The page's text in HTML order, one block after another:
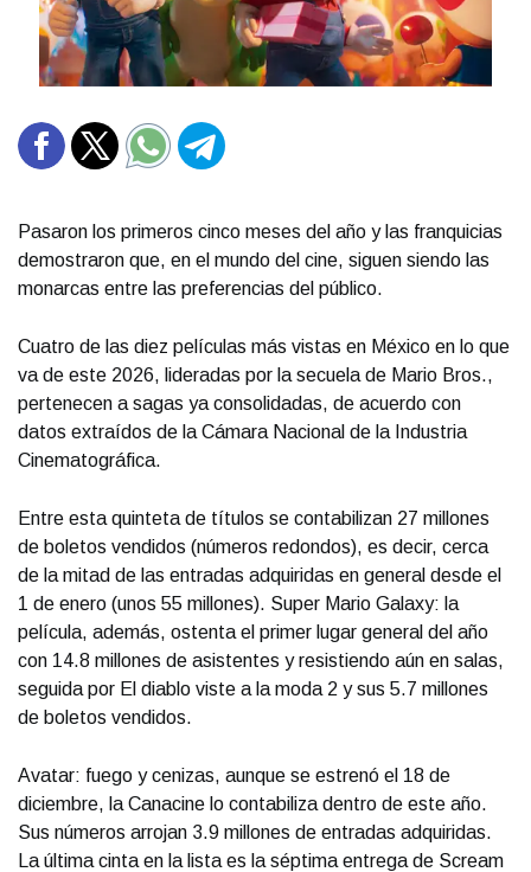
Pasaron los primeros cinco meses del año y las franquicias
demostraron que, en el mundo del cine, siguen siendo las
monarcas entre las preferencias del público.
Cuatro de las diez películas más vistas en México en lo que
va de este 2026, lideradas por la secuela de Mario Bros.,
pertenecen a sagas ya consolidadas, de acuerdo con
datos extraídos de la Cámara Nacional de la Industria
Cinematográfica.
Entre esta quinteta de títulos se contabilizan 27 millones
de boletos vendidos (números redondos), es decir, cerca
de la mitad de las entradas adquiridas en general desde el
1 de enero (unos 55 millones). Super Mario Galaxy: la
película, además, ostenta el primer lugar general del año
con 14.8 millones de asistentes y resistiendo aún en salas,
seguida por El diablo viste a la moda 2 y sus 5.7 millones
de boletos vendidos.
Avatar: fuego y cenizas, aunque se estrenó el 18 de
diciembre, la Canacine lo contabiliza dentro de este año.
Sus números arrojan 3.9 millones de entradas adquiridas.
La última cinta en la lista es la séptima entrega de Scream